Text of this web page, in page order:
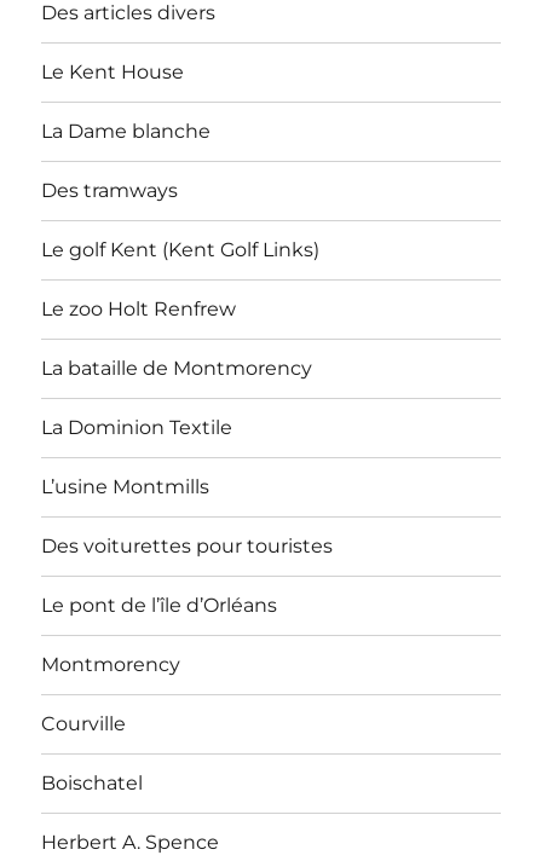
Des articles divers
Le Kent House
La Dame blanche
Des tramways
Le golf Kent (Kent Golf Links)
Le zoo Holt Renfrew
La bataille de Montmorency
La Dominion Textile
L’usine Montmills
Des voiturettes pour touristes
Le pont de l’île d’Orléans
Montmorency
Courville
Boischatel
Herbert A. Spence